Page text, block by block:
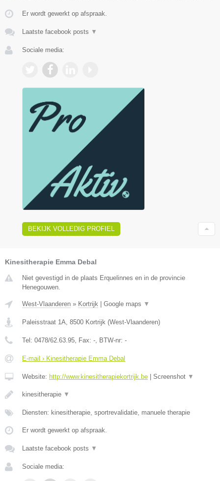
Er wordt gewerkt op afspraak.
Laatste facebook posts ▼
Sociale media:
BEKIJK VOLLEDIG PROFIEL
Kinesitherapie Emma Debal
Niet gevestigd in de plaats Erquelinnes en in de provincie
Henegouwen.
West-Vlaanderen » Kortrijk Google maps ▼
Paleisstraat 1A 8500 Kortrijk (West-Vlaanderen)
Tel: 0478/62.63.95 , Fax: - , BTW-nr: -
E-mail › Kinesitherapie Emma Debal
Website: http://www.kinesitherapiekortrijk.be Screenshot ▼
kinesitherapie ▼
Diensten: kinesitherapie, sportrevalidatie, manuele therapie
Er wordt gewerkt op afspraak.
Laatste facebook posts ▼
Sociale media: